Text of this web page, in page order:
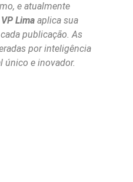
e atualmente
VP Lima aplica sua
publicação. As
por inteligência
único e inovador.